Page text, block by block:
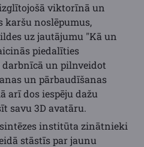
viktorīnā un
karšu noslēpumus,
uz jautājumu "Kā un
piedalīties
darbnīcā un pilnveidot
un pārbaudīšanas
arī dos iespēju dažu
savu 3D avatāru.
institūta zinātnieki
stāstīs par jaunu